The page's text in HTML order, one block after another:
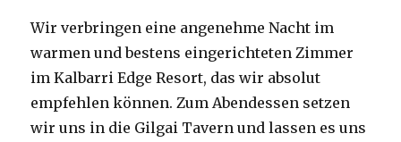
Wir verbringen eine angenehme Nacht im
warmen und bestens eingerichteten Zimmer
im Kalbarri Edge Resort, das wir absolut
empfehlen können. Zum Abendessen setzen
wir uns in die Gilgai Tavern und lassen es uns